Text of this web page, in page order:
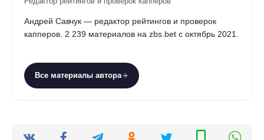
Андрей Савчук — редактор рейтингов и проверок
капперов. 2 239 материалов на zbs.bet с октябрь 2021.
Все материалы автора